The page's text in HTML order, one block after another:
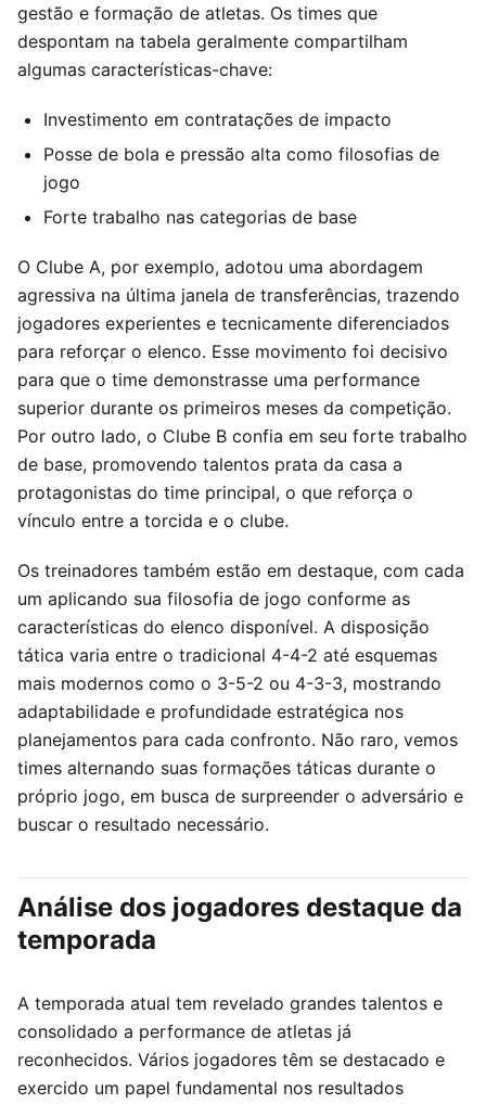
gestão e formação de atletas. Os times que
despontam na tabela geralmente compartilham
algumas características-chave:
Investimento em contratações de impacto
Posse de bola e pressão alta como filosofias de
jogo
Forte trabalho nas categorias de base
O Clube A, por exemplo, adotou uma abordagem
agressiva na última janela de transferências, trazendo
jogadores experientes e tecnicamente diferenciados
para reforçar o elenco. Esse movimento foi decisivo
para que o time demonstrasse uma performance
superior durante os primeiros meses da competição.
Por outro lado, o Clube B confia em seu forte trabalho
de base, promovendo talentos prata da casa a
protagonistas do time principal, o que reforça o
vínculo entre a torcida e o clube.
Os treinadores também estão em destaque, com cada
um aplicando sua filosofia de jogo conforme as
características do elenco disponível. A disposição
tática varia entre o tradicional 4-4-2 até esquemas
mais modernos como o 3-5-2 ou 4-3-3, mostrando
adaptabilidade e profundidade estratégica nos
planejamentos para cada confronto. Não raro, vemos
times alternando suas formações táticas durante o
próprio jogo, em busca de surpreender o adversário e
buscar o resultado necessário.
Análise dos jogadores destaque da
temporada
A temporada atual tem revelado grandes talentos e
consolidado a performance de atletas já
reconhecidos. Vários jogadores têm se destacado e
exercido um papel fundamental nos resultados